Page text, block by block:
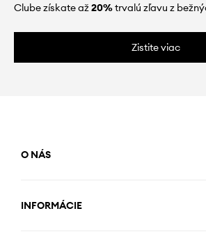
Clube získate až20%trvalú zľavu z
Zistite viac
O NÁS
INFORMÁCIE